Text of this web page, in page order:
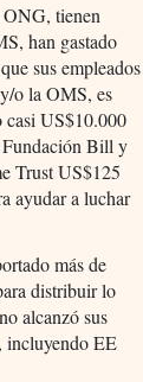
ONG, tienen
han gastado
sus empleados
o la OMS, es
casi US$10.000
Bill y
Trust US$125
ayudar a luchar
más de
distribuir lo
alcanzó sus
incluyendo EE